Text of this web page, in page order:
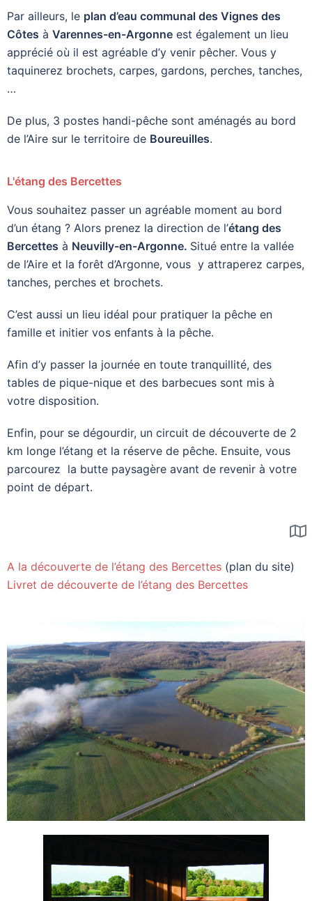
Par ailleurs, le plan d’eau communal des Vignes des
Côtes à Varennes-en-Argonne est également un lieu
apprécié où il est agréable d’y venir pêcher. Vous y
taquinerez brochets, carpes, gardons, perches, tanches,
…
De plus, 3 postes handi-pêche sont aménagés au bord
de l’Aire sur le territoire de Boureuilles.
L'étang des Bercettes
Vous souhaitez passer un agréable moment au bord
d’un étang ? Alors prenez la direction de l’étang des
Bercettes à Neuvilly-en-Argonne. Situé entre la vallée
de l’Aire et la forêt d’Argonne, vous y attraperez carpes,
tanches, perches et brochets.
C’est aussi un lieu idéal pour pratiquer la pêche en
famille et initier vos enfants à la pêche.
Afin d’y passer la journée en toute tranquillité, des
tables de pique-nique et des barbecues sont mis à
votre disposition.
Enfin, pour se dégourdir, un circuit de découverte de 2
km longe l’étang et la réserve de pêche. Ensuite, vous
parcourez la butte paysagère avant de revenir à votre
point de départ.
A la découverte de l’étang des Bercettes (plan du site)
Livret de découverte de l’étang des Bercettes